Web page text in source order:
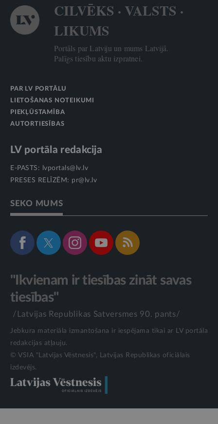
CILVĒKS · VALSTS ·
LIKUMS
Portāls par Latviju un mums Latvijā.
Palīgs tiesību aktu izpratnei.
PAR LV PORTĀLU
LIETOŠANAS NOTEIKUMI
PIEKĻŪSTAMĪBA
AUTORTIESĪBAS
LV portāla redakcija
E-PASTS:
lvportals@lv.lv
PRESES RELĪZĒM: pr@lv.lv
SEKO MUMS
"Ikvienam ir tiesības zināt savas
tiesības"
/Latvijas Republikas Satversmes 90. pants/
Jebkura materiāla izmantošana ir iespējama tikai ar LV portāla
redakcijas atļauju.
© VSIA "Latvijas Vēstnesis", Latvijas Republikas oficiālais
izdevējs.